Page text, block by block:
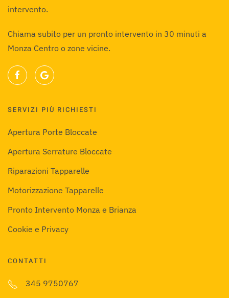
intervento.
Chiama subito per un pronto intervento in 30 minuti a
Monza Centro o zone vicine.
SERVIZI PIÙ RICHIESTI
Apertura Porte Bloccate
Apertura Serrature Bloccate
Riparazioni Tapparelle
Motorizzazione Tapparelle
Pronto Intervento Monza e Brianza
Cookie e Privacy
CONTATTI
345 9750767